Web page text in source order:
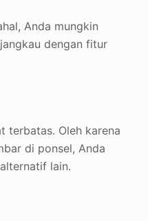
Anda mungkin
dengan fitur
terbatas. Oleh karena
di ponsel, Anda
lain.